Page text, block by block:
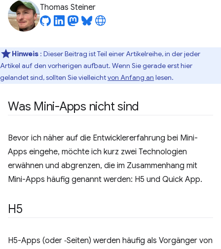
Thomas Steiner
Hinweis : Dieser Beitrag ist Teil einer Artikelreihe, in der jeder
Artikel auf den vorherigen aufbaut. Wenn Sie gerade erst hier
gelandet sind, sollten Sie vielleichtvon Anfang an lesen.
Was Mini-Apps nicht sind
Bevor ich näher auf die Entwicklererfahrung bei Mini-
Apps eingehe, möchte ich kurz zwei Technologien
erwähnen und abgrenzen, die im Zusammenhang mit
Mini-Apps häufig genannt werden: H5 und Quick App.
H5
H5-Apps (oder ‑Seiten) werden häufig als Vorgänger von